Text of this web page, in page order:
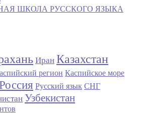
ШКОЛА РУССКОГО ЯЗЫКА
Иран Казахстан
регион Каспийское море
Русский язык СНГ
Узбекистан